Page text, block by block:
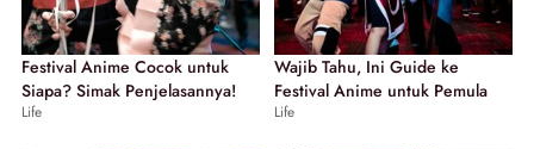
Festival Anime Cocok untuk
Siapa? Simak Penjelasannya!
Life
Wajib Tahu, Ini Guide ke
Festival Anime untuk Pemula
Life